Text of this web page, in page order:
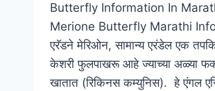
Butterfly Information In
Merione Butterfly Marathi
एरॅडने मेरिओन, सामान्य एरंडेल एक
केशरी फुलपाखरू आहे ज्याच्या अळ्या
खातात (रिकिनस कम्युनिस). हे एंगल